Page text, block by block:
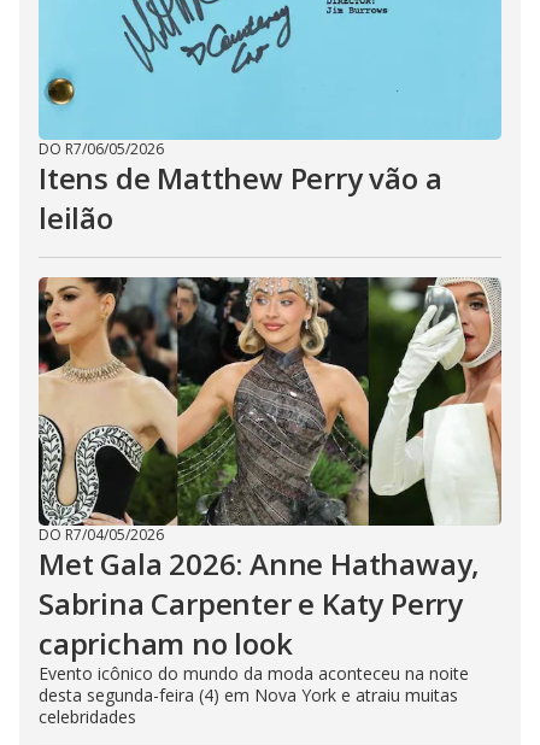
DO R7/06/05/2026
Itens de Matthew Perry vão a
leilão
DO R7/04/05/2026
Met Gala 2026: Anne Hathaway,
Sabrina Carpenter e Katy Perry
capricham no look
Evento icônico do mundo da moda aconteceu na noite
desta segunda-feira (4) em Nova York e atraiu muitas
celebridades